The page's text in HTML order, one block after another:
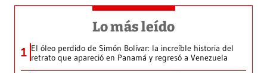
Lo más leído
1 El óleo perdido de Simón Bolívar: la increíble historia del
retrato que apareció en Panamá y regresó a Venezuela